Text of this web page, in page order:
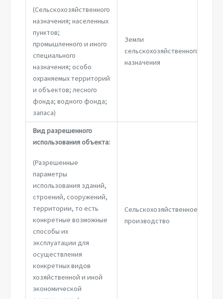
(Сельскохозяйственного
назначения; населенных
пунктов;
промышленного и иного
специального
назначения; особо
охраняемых территорий
и объектов; лесного
фонда; водного фонда;
запаса)
Земли
сельскохозяйственного
назначения
Вид разрешенного
использования объекта:
(Разрешенные
параметры
использования зданий,
строений, сооружений,
территории, то есть
конкретные возможные
способы их
эксплуатации для
осуществления
конкретных видов
хозяйственной и иной
экономической
Сельскохозяйственное
производство